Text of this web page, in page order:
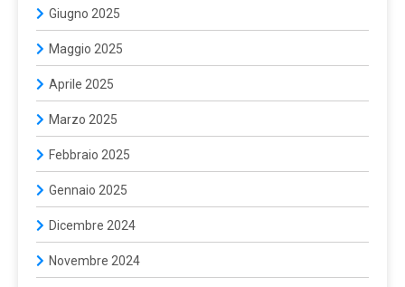
Giugno 2025
Maggio 2025
Aprile 2025
Marzo 2025
Febbraio 2025
Gennaio 2025
Dicembre 2024
Novembre 2024